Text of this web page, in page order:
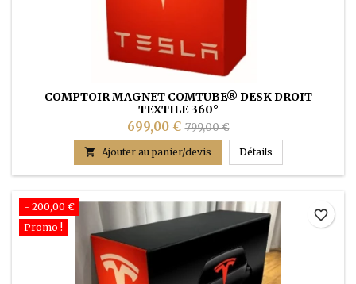
COMPTOIR MAGNET COMTUBE® DESK DROIT
TEXTILE 360°
699,00 € 799,00 €
 Ajouter au panier/devis DétailsCOMPTOIR
- 200,00 €
Promo !
favorite_border